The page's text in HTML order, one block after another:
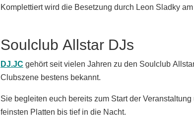
Komplettiert wird die Besetzung durch Leon Sladky
Soulclub Allstar DJs
DJ.JC gehört seit vielen Jahren zu den Soulclub
Clubszene bestens bekannt.
Sie begleiten euch bereits zum Start der
feinsten Platten bis tief in die Nacht.